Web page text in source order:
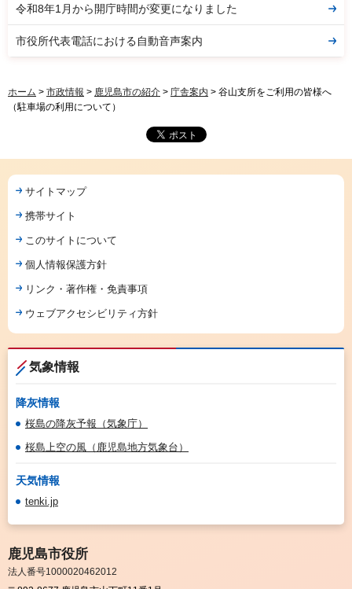
令和8年1月から開庁時間が変更になりました
市役所代表電話における自動音声案内
ホーム > 市政情報 > 鹿児島市の紹介 > 庁舎案内 > 谷山支所をご利用の皆様へ
（駐車場の利用について）
サイトマップ
携帯サイト
このサイトについて
個人情報保護方針
リンク・著作権・免責事項
ウェブアクセシビリティ方針
気象情報
降灰情報
桜島の降灰予報（気象庁）
桜島上空の風（鹿児島地方気象台）
天気情報
tenki.jp
鹿児島市役所
法人番号1000020462012